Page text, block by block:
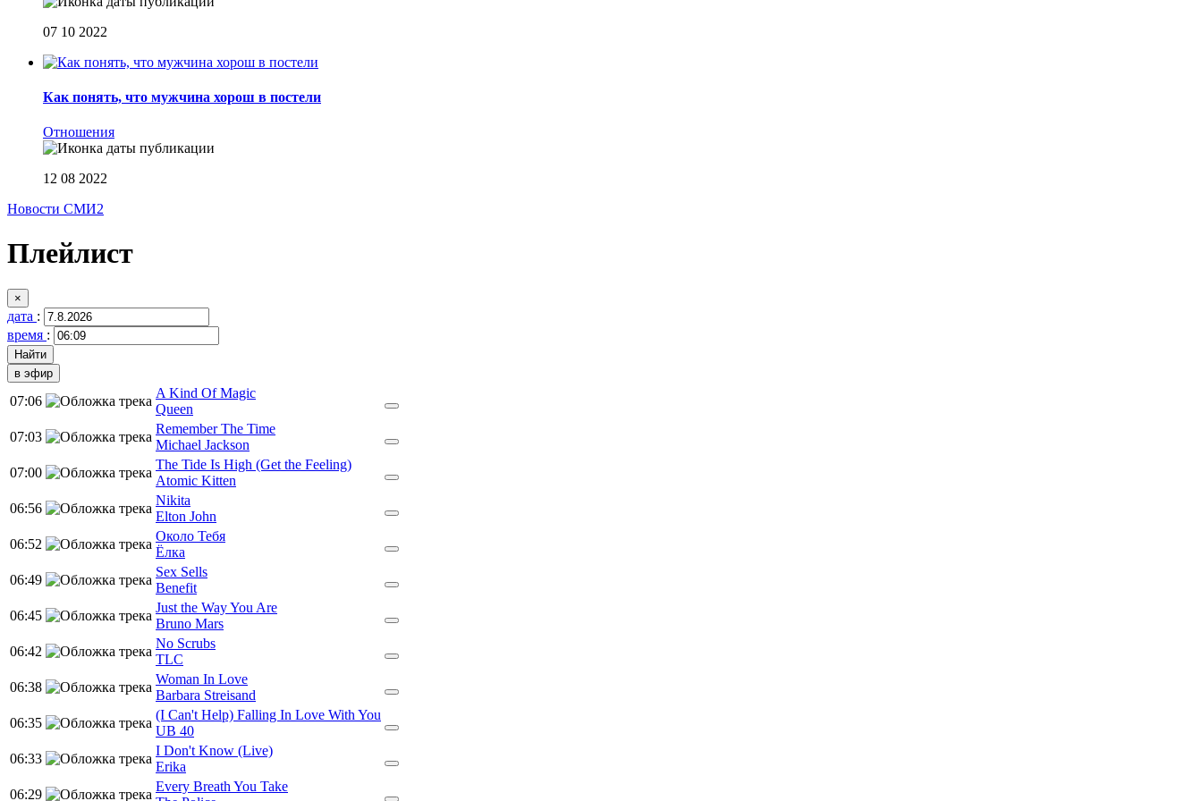
07 10 2022
Как понять, что мужчина хорош в постели
Отношения
12 08 2022
Новости СМИ2
Плейлист
×
дата :
время :
в эфир
07:06
A Kind Of Magic
Queen
07:03
Remember The Time
Michael Jackson
07:00
The Tide Is High (Get the Feeling)
Atomic Kitten
06:56
Nikita
Elton John
06:52
Около Тебя
Ёлка
06:49
Sex Sells
Benefit
06:45
Just the Way You Are
Bruno Mars
06:42
No Scrubs
TLC
06:38
Woman In Love
Barbara Streisand
06:35
(I Can't Help) Falling In Love With You
UB 40
06:33
I Don't Know (Live)
Erika
06:29
Every Breath You Take